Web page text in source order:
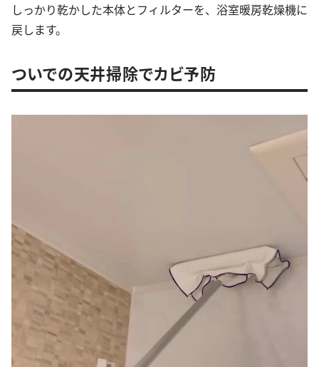
しっかり乾かした本体とフィルターを、浴室暖房乾燥機に
戻します。
ついでの天井掃除でカビ予防